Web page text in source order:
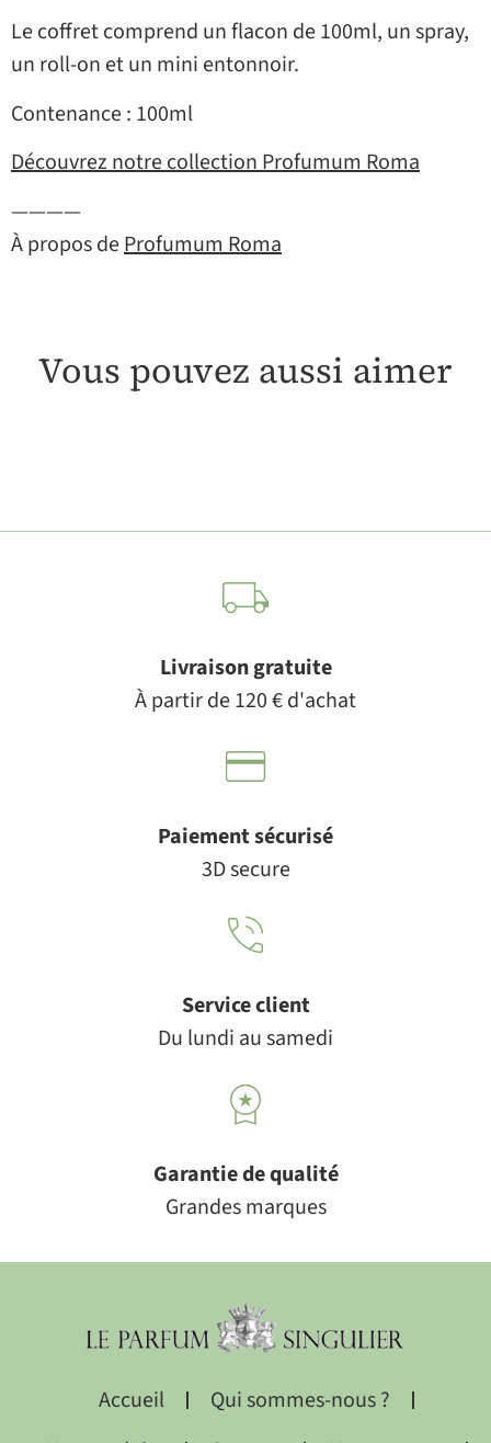
Le coffret comprend un flacon de 100ml, un spray,
un roll-on et un mini entonnoir.
Contenance : 100ml
Découvrez notre collection Profumum Roma
————
À propos deProfumum Roma
Vous pouvez aussi aimer
Livraison gratuite
À partir de 120 € d'achat
Paiement sécurisé
3D secure
Service client
Du lundi au samedi
Garantie de qualité
Grandes marques
Accueil
Qui sommes-nous ?